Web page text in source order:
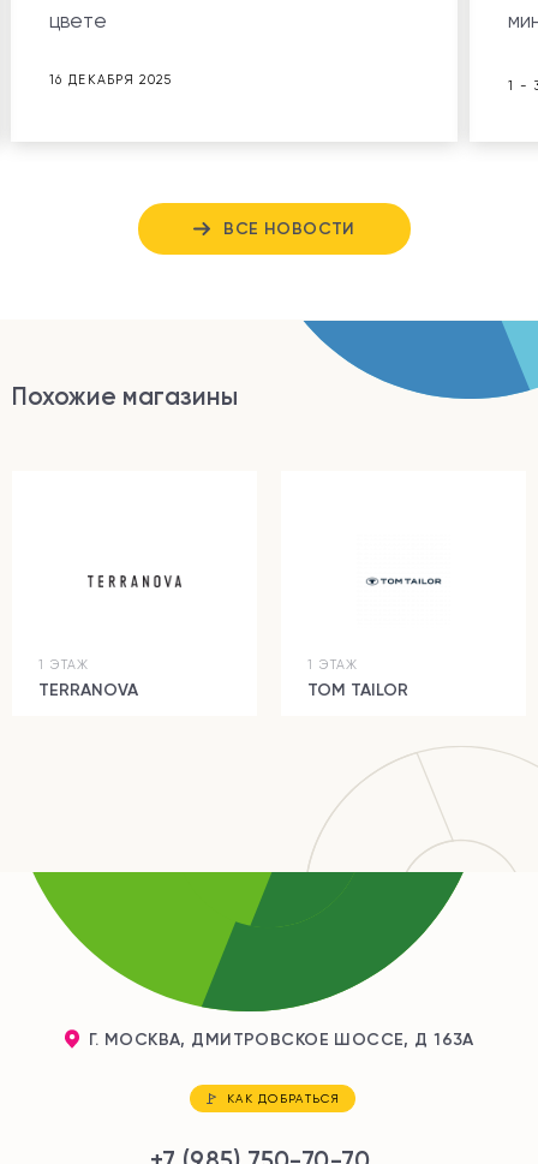
цвете
16 ДЕКАБРЯ 2025 1 -
ВСЕ НОВОСТИ
Похожие магазины
1 ЭТАЖ
TERRANOVA
1 ЭТАЖ
TOM TAILOR
Г. МОСКВА, ДМИТРОВСКОЕ ШОССЕ, Д 163А
КАК ДОБРАТЬСЯ